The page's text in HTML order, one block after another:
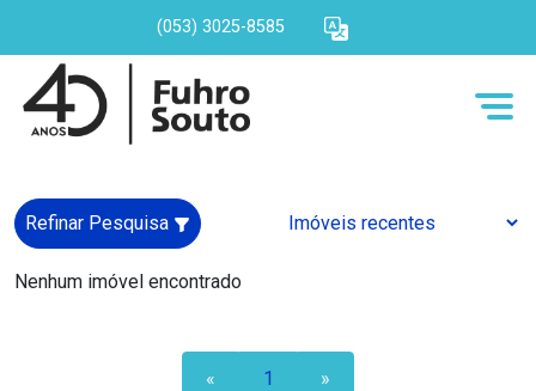
(053) 3025-8585
Refinar Pesquisa
Nenhum imóvel encontrado
« 1 »